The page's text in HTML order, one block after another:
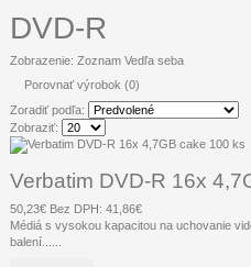
DVD-R
Zobrazenie: Zoznam Vedľa seba
Porovnať výrobok (0)
Zoradiť podľa:
Zobraziť:
Verbatim DVD-R 16x
50,23€ Bez DPH: 41,86€
Médiá s vysokou kapacitou na uchovanie
balení......